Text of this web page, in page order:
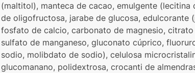
(maltitol), manteca de cacao, emulgente
de oligofructosa, jarabe de glucosa,
fosfato de calcio, carbonato de magnesio,
sulfato de manganeso, gluconato cúprico,
sodio, molibdato de sodio), celulosa
glucomanano, polidextrosa, crocanti de